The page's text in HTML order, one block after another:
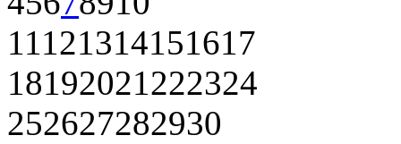
11121314151617
18192021222324
252627282930